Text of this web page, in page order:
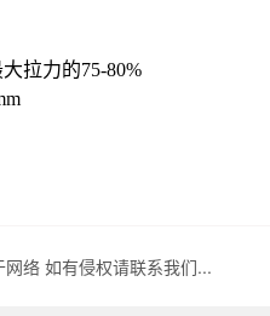
拉力的75-80%
络 如有侵权请联系我们...